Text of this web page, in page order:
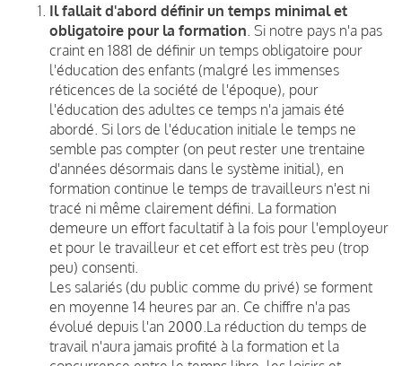
Il fallait d'abord définir un temps minimal et
obligatoire pour la formation . Si notre pays n'a pas
craint en 1881 de définir un temps obligatoire pour
l'éducation des enfants (malgré les immenses
réticences de la société de l'époque), pour
l'éducation des adultes ce temps n'a jamais été
abordé. Si lors de l'éducation initiale le temps ne
semble pas compter (on peut rester une trentaine
d'années désormais dans le système initial), en
formation continue le temps de travailleurs n'est ni
tracé ni même clairement défini. La formation
demeure un effort facultatif à la fois pour l'employeur
et pour le travailleur et cet effort est très peu (trop
peu) consenti.
Les salariés (du public comme du privé) se forment
en moyenne 14 heures par an. Ce chiffre n'a pas
évolué depuis l'an 2000.La réduction du temps de
travail n'aura jamais profité à la formation et la